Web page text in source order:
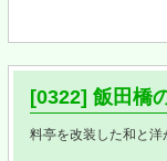
[0322] 飯田橋
料亭を改装した和と